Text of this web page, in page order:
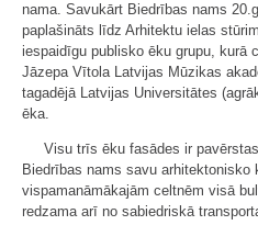
nama. Savukārt Biedrības nams
paplašināts līdz Arhitektu ielas
iespaidīgu publisko ēku grupu, kurā
Jāzepa Vītola Latvijas Mūzikas
tagadējā Latvijas Universitātes
ēka.
Visu trīs ēku fasādes ir
Biedrības nams savu arhitektonisko
vispamanāmākajām celtnēm visā
redzama arī no sabiedriskā